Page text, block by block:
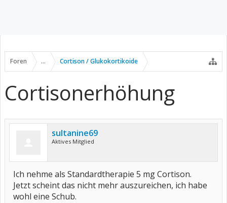
Foren ... Cortison / Glukokortikoide
Cortisonerhöhung
sultanine69
Aktives Mitglied
Ich nehme als Standardtherapie 5 mg Cortison.
Jetzt scheint das nicht mehr auszureichen, ich habe
wohl eine Schub.